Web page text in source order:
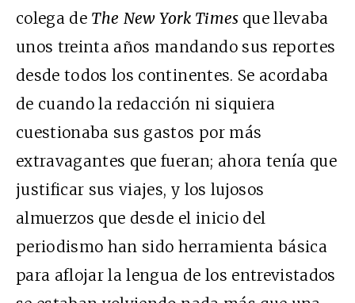
colega de The New York Times que llevaba
unos treinta años mandando sus reportes
desde todos los continentes. Se acordaba
de cuando la redacción ni siquiera
cuestionaba sus gastos por más
extravagantes que fueran; ahora tenía que
justificar sus viajes, y los lujosos
almuerzos que desde el inicio del
periodismo han sido herramienta básica
para aflojar la lengua de los entrevistados